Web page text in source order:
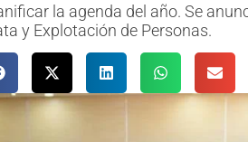
la agenda del año. Se
y Explotación de Personas.